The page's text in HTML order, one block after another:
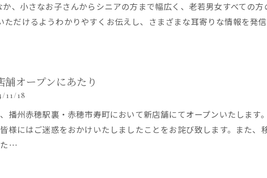
、小さなお子さんからシニアの方まで幅広く、老若男女すべての
だけるようわかりやすくお伝えし、さまざまな耳寄りな情報を発
舗オープンにあたり
11/18
播州赤穂駅裏・赤穂市寿町において新店舗にてオープンいたします
様にはご迷惑をおかけいたしましたことをお詫び致します。また、
た…